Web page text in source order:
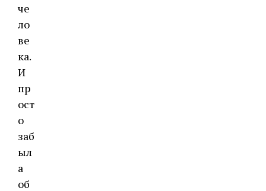
че
ло
ве
ка.
И
пр
ост
о
заб
ыл
а
об